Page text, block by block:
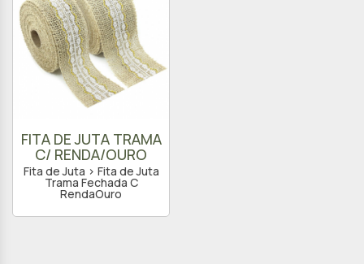
FITA DE JUTA TRAMA
C/ RENDA/OURO
Fita de Juta > Fita de Juta
Trama Fechada C
RendaOuro